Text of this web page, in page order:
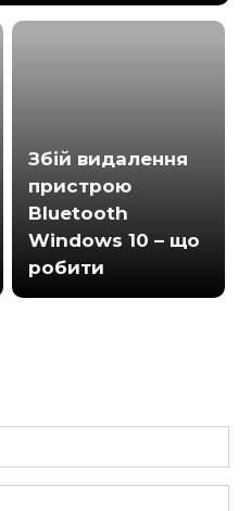
Збій видалення
пристрою
Bluetooth
Windows 10 – що
робити